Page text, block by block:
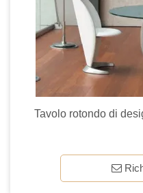
Tavolo rotondo di